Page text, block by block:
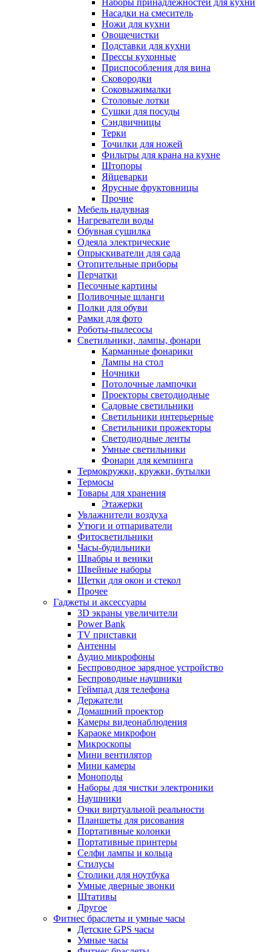
Наборы принадлежностей для кухни
Насадки на смеситель
Ножи для кухни
Овощечистки
Подставки для кухни
Прессы кухонные
Приспособления для вина
Сковородки
Соковыжималки
Столовые лотки
Сушки для посуды
Сэндвичницы
Терки
Точилки для ножей
Фильтры для крана на кухне
Штопоры
Яйцеварки
Ярусные фруктовницы
Прочие
Мебель надувная
Нагреватели воды
Обувная сушилка
Одеяла электрические
Опрыскиватели для сада
Отопительные приборы
Перчатки
Песочные картины
Поливочные шланги
Полки для обуви
Рамки для фото
Роботы-пылесосы
Светильники, лампы, фонари
Карманные фонарики
Лампы на стол
Ночники
Потолочные лампочки
Проекторы светодиодные
Садовые светильники
Светильники интерьерные
Светильники прожекторы
Светодиодные ленты
Умные светильники
Фонари для кемпинга
Термокружки, кружки, бутылки
Термосы
Товары для хранения
Этажерки
Увлажнители воздуха
Утюги и отпариватели
Фитосветильники
Часы-будильники
Швабры и веники
Швейные наборы
Щетки для окон и стекол
Прочее
Гаджеты и аксессуары
3D экраны увеличители
Power Bank
TV приставки
Антенны
Аудио микрофоны
Беспроводное зарядное устройство
Беспроводные наушники
Геймпад для телефона
Держатели
Домашний проектор
Камеры видеонаблюдения
Караоке микрофон
Микроскопы
Мини вентилятор
Мини камеры
Моноподы
Наборы для чистки электроники
Наушники
Очки виртуальной реальности
Планшеты для рисования
Портативные колонки
Портативные принтеры
Селфи лампы и кольца
Стилусы
Столики для ноутбука
Умные дверные звонки
Штативы
Другое
Фитнес браслеты и умные часы
Детские GPS часы
Умные часы